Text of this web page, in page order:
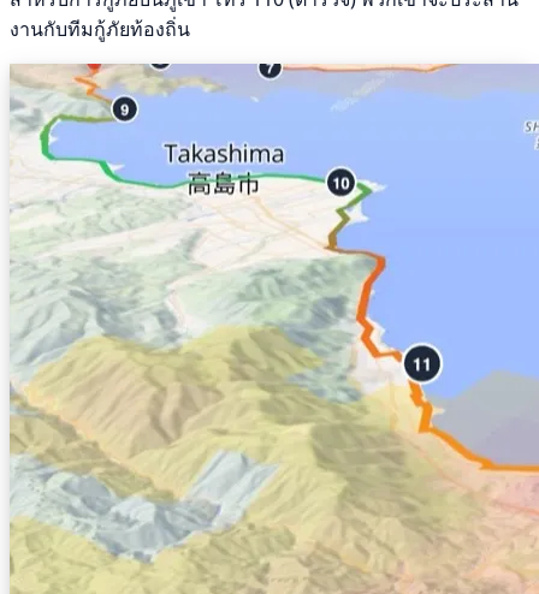
งานกับทีมกู้ภัยท้องถิ่น